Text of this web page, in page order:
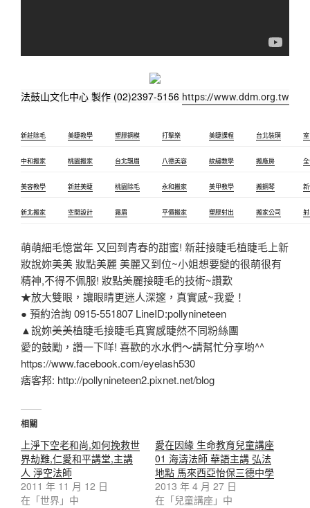
法鼓山文化中心 製作 (02)2397-5156 https://www.ddm.org.tw
新莊除毛 美睫教學 塑膠鋼模 打擊樂 美睫課程 台北裝璜
中和搬家 桃園搬家 台北飄眉 八德美容 紋繡教學 搬廠房
美容教學 新莊美睫 桃園除毛 永和搬家 美甲教學 搬鋼琴
新北搬家 空間設計 霧眉 平價搬家 塑膠射出 搬家公司
萌萌細毛憶當年 又回到青春的甜蜜! 新莊接睫毛植睫毛上新
妝說妳美美 妝點美麗 美麗又到位~小姐想要變的很萌很有
精神,不得不佩服! 妝點美麗接睫毛的技術~讚歎
★放大雙眼，讓眼睛更迷人深邃，真實感~我愛！
● 預約洽詢 0915-551807 LineID:pollynineteen
▲說妳美美植睫毛接睫毛真實感睫然不同粉絲團
愛的鼓勵，讚一下咩! 喜歡的水水們～請幫忙分享喲^^
https://www.facebook.com/eyelash530
痞客邦: http://pollynineteen2.pixnet.net/blog
相關
上淨下空老和尚,如何挽救世
界劫難,仁愛和平講堂,主講
人 淨空法師
2011 年 11 月 12 日
在「世界」中
愛在因緣 生命教育兒童講座
01 海濤法師 華語主講 弘法
地點 馬來西亞怡保三德中學
2013 年 4 月 27 日
在「兒童講座」中